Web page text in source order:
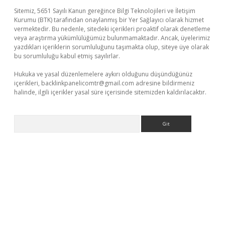
Sitemiz, 5651 Sayılı Kanun gereğince Bilgi Teknolojileri ve İletişim
Kurumu (BTK) tarafından onaylanmış bir Yer Sağlayıcı olarak hizmet
vermektedir. Bu nedenle, sitedeki içerikleri proaktif olarak denetleme
veya araştırma yükümlülüğümüz bulunmamaktadır. Ancak, üyelerimiz
yazdıkları içeriklerin sorumluluğunu taşımakta olup, siteye üye olarak
bu sorumluluğu kabul etmiş sayılırlar.
Hukuka ve yasal düzenlemelere aykırı olduğunu düşündüğünüz
içerikleri, backlinkpanelicomtr@gmail.com adresine bildirmeniz
halinde, ilgili içerikler yasal süre içerisinde sitemizden kaldırılacaktır.